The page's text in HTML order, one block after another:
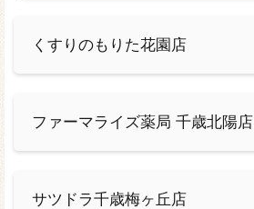
くすりのもりた花園店
ファーマライズ薬局 千歳北陽店
サツドラ千歳梅ヶ丘店